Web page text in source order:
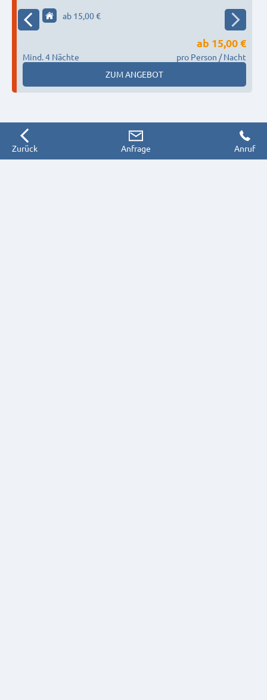
70 ab 15,00 €
Mind. 4 Nächte
ab 15,00 €
pro Person / Nacht
ZUM ANGEBOT
Zurück Anfrage Anruf